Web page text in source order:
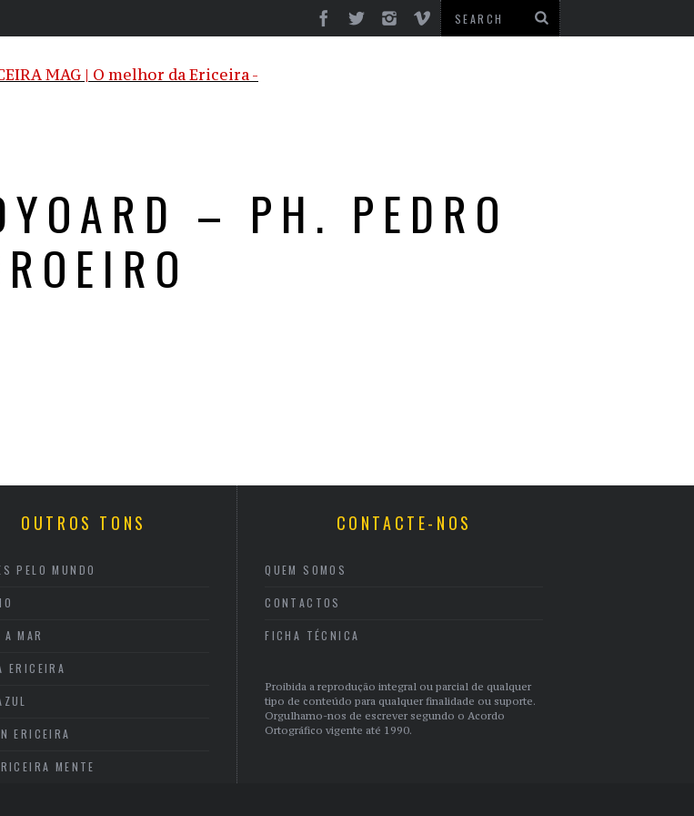
– PH. PEDRO
OUTROS TONS
PELO MUNDO
A MAR
ERICEIRA
ERICEIRA
MENTE
CONTACTE-NOS
QUEM SOMOS
CONTACTOS
FICHA TÉCNICA
Proibida a reprodução integral ou parcial de qualquer
tipo de conteúdo para qualquer finalidade ou suporte.
Orgulhamo-nos de escrever segundo o Acordo
Ortográfico vigente até 1990.